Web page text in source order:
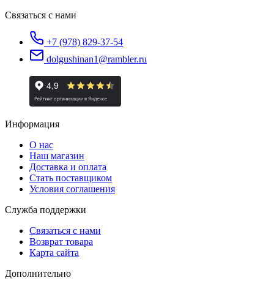
Связаться с нами
+7 (978) 829-37-54
dolgushinan1@rambler.ru
Информация
О нас
Наш магазин
Доставка и оплата
Стать поставщиком
Условия соглашения
Служба поддержки
Связаться с нами
Возврат товара
Карта сайта
Дополнительно